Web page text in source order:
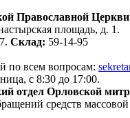
Православной
площадь, д. 1.
Склад: 59-14-95
по всем вопросам:
с 8:30 до 17:00.
отдел Орловской
средств